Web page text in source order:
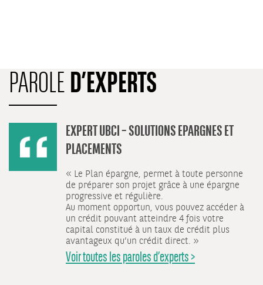
PAROLED’EXPERTS
EXPERT UBCI – SOLUTIONS EPARGNES ET
PLACEMENTS
« Le Plan épargne, permet à toute personne
de préparer son projet grâce à une épargne
progressive et régulière.
Au moment opportun, vous pouvez accéder à
un crédit pouvant atteindre 4 fois votre
capital constitué à un taux de crédit plus
avantageux qu’un crédit direct. »
Voir toutes les paroles d’experts >